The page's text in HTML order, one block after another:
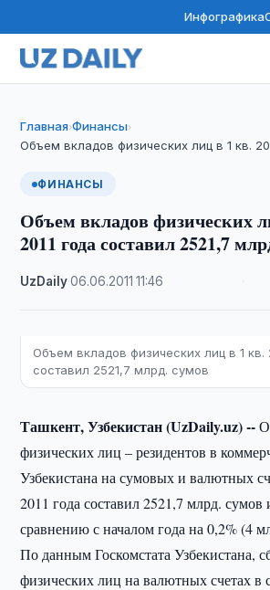
Инфографика
Главная›Финансы›
Объем вкладов физических лиц в 1 кв.
ФИНАНСЫ
Объем вкладов физических
2011 года составил 2521,7
UzDaily·06.06.2011 ·11:46
Объем вкладов физических лиц в 1 кв.
составил 2521,7 млрд. сумов
Ташкент, Узбекистан (UzDaily.uz) --
физических лиц – резидентов в
Узбекистана на сумовых и валютных
2011 года составил 2521,7 млрд. сумов
сравнению с началом года на 0,2% (4
По данным Госкомстата Узбекистана,
физических лиц на валютных счетах в